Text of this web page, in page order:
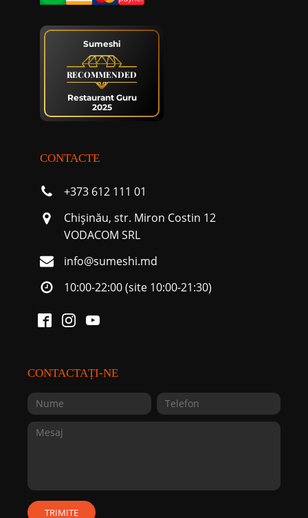
Sumeshi
RECOMMENDED
Restaurant Guru
2025
CONTACTE
+373 612 111 01
Chişinău, str. Miron Costin 12
VODACOM SRL
info@sumeshi.md
10:00-22:00 (site 10:00-21:30)
CONTACTAȚI-NE